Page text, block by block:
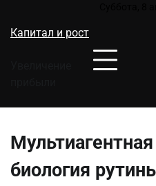
содержимому
Капитал и рост
биология